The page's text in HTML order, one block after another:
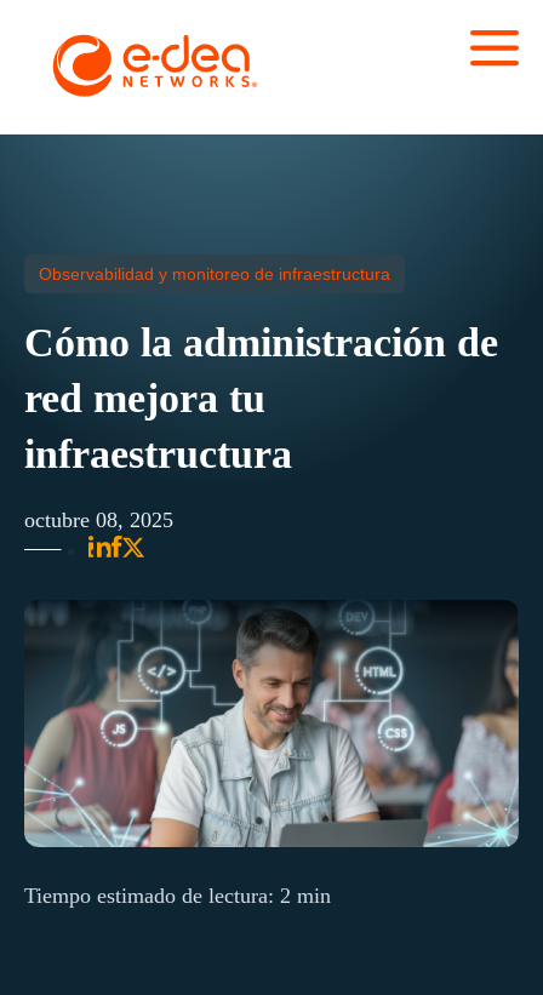
Observabilidad y monitoreo de infraestructura
Cómo la administración de
red mejora tu
infraestructura
octubre 08, 2025
Tiempo estimado de lectura: 2 min